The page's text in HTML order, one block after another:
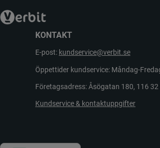
KONTAKT
E-post: kundservice@verbit.se
Öppettider kundservice: Måndag-
Företagsadress: Åsögatan 180, 116
Kundservice & kontaktuppgifter